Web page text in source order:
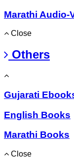
Marathi Audio-
Close
Others
Gujarati
English Books
Marathi Books
Close